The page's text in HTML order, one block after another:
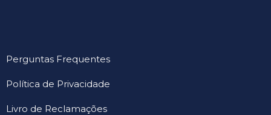
Perguntas Frequentes
Política de Privacidade
Livro de Reclamações